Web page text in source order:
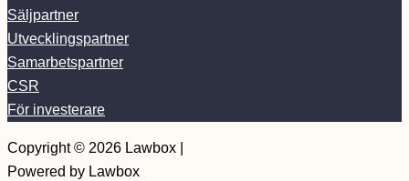
Säljpartner
Utvecklingspartner
Samarbetspartner
CSR
För investerare
Copyright © 2026 Lawbox |
Powered by Lawbox